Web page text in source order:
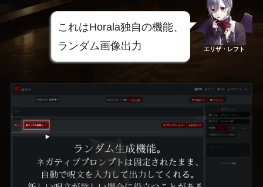
これはHorala独自の機能、
ランダム画像出力
エリザ・レフト